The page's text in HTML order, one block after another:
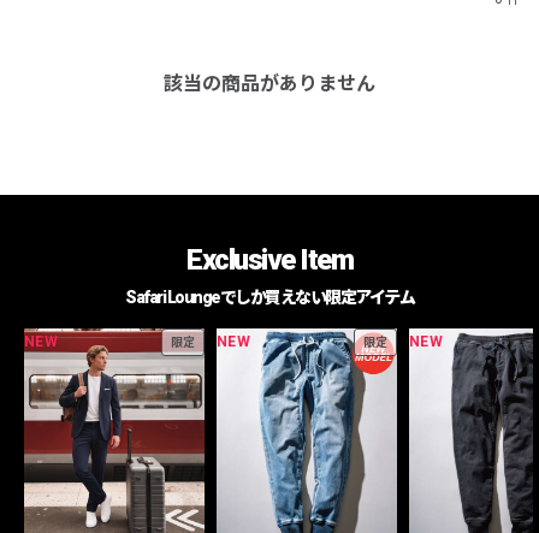
該当の商品がありません
Exclusive Item
Safari Loungeでしか買えない限定アイテム
NEW 限定 NEW 限定 NEW